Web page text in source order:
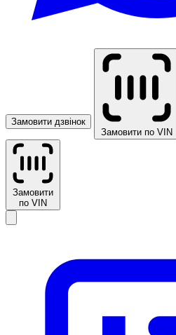
Замовити дзвінок
Замовити по VIN
Замовити
по VIN